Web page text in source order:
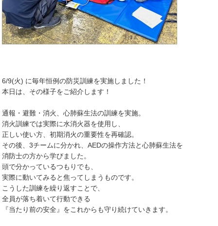
6/9(火) に毎年恒例の防災訓練を実施しました！
本日は、その様子をご紹介します！
通報・避難・消火、心肺蘇生法の訓練を実施。
消火訓練では実際に水消火器を使用し、
正しい使い方、初期消火の重要性を再確認。
その後、3チームに分かれ、AEDの操作方法と心肺蘇生法を
消防士の方から学びました。
頭で分かっているつもりでも、
実際に動いてみると焦ってしまうものです。
こうした訓練を繰り返すことで、
全員が落ち着いて行動できる
『当たり前の安全』をこれからも守り続けていきます。